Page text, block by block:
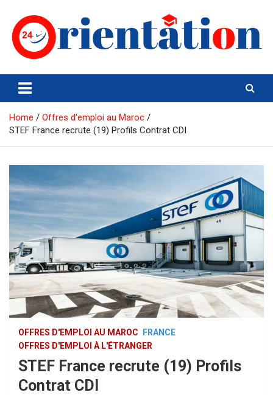
content
Orientation24
Emploi et Orientation au Maroc
Home
Offres d'emploi au Maroc
STEF France recrute (19) Profils Contrat CDI
OFFRES D'EMPLOI AU MAROC FRANCE
OFFRES D'EMPLOI À L'ÉTRANGER
STEF France recrute (19) Profils
Contrat CDI